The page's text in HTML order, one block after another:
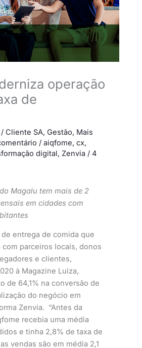
operação
de
/ Cliente SA, Gestão, Mais
/ aiqfome, cx,
digital, Zenvia / 4
Magalu tem mais de 2
em cidades com
entrega de comida que
parceiros locais, donos
e clientes,
à Magazine Luiza,
de 64,1% na conversão de
do negócio em
Zenvia. “Antes da
recebia uma média
e tinha 2,8% de taxa de
vendas são em média 2,1